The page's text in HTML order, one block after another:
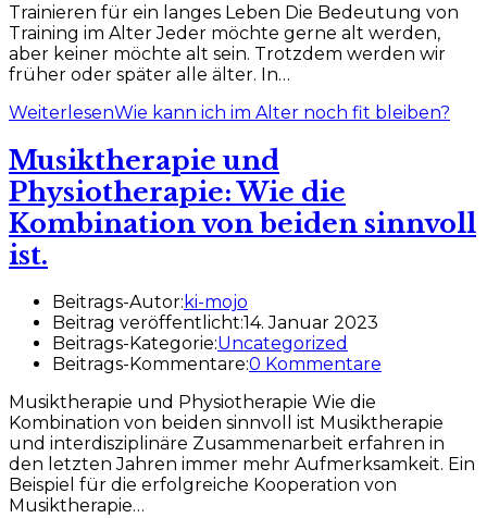
Trainieren für ein langes Leben Die Bedeutung von
Training im Alter Jeder möchte gerne alt werden,
aber keiner möchte alt sein. Trotzdem werden wir
früher oder später alle älter. In…
WeiterlesenWie kann ich im Alter noch fit bleiben?
Musiktherapie und
Physiotherapie: Wie die
Kombination von beiden sinnvoll
ist.
Beitrags-Autor: ki-mojo
Beitrag veröffentlicht:14. Januar 2023
Beitrags-Kategorie:Uncategorized
Beitrags-Kommentare:0 Kommentare
Musiktherapie und Physiotherapie Wie die
Kombination von beiden sinnvoll ist Musiktherapie
und interdisziplinäre Zusammenarbeit erfahren in
den letzten Jahren immer mehr Aufmerksamkeit. Ein
Beispiel für die erfolgreiche Kooperation von
Musiktherapie…